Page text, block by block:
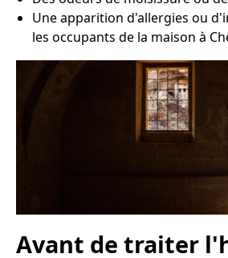
Une apparition d'allergies ou
les occupants de la maison à
Avant de traiter